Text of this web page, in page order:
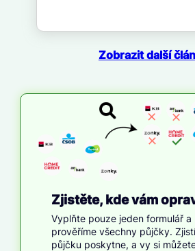
Zobrazit další
Zjistěte, kde vám
Vyplňte pouze jeden formulář a
prověříme všechny půjčky.
půjčku poskytne, a vy si